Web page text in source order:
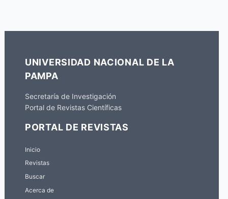
UNIVERSIDAD NACIONAL DE LA
PAMPA
Secretaría de Investigación
Portal de Revistas Científicas
PORTAL DE REVISTAS
Inicio
Revistas
Buscar
Acerca de